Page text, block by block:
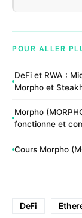
POUR ALLER
DeFi et RWA :
Morpho et
Morpho
fonctionne et
Cours Morpho
DeFi